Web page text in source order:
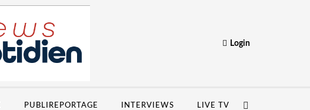
Login
PUBLIREPORTAGE INTERVIEWS LIVE TV